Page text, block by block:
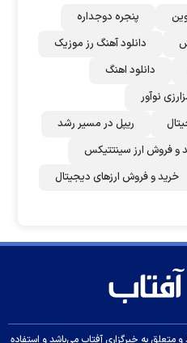
پنجره دوجداره
دانلود آهنگ رز‌ موزیک
دانلود اهنگ
نوآور
ریپل در مسیر رشد
و فروش ارز سینتتیکس
خرید و فروش ارزهای دیجیتال
به خبرگزاری آفتاب می‌باشد و استفاده